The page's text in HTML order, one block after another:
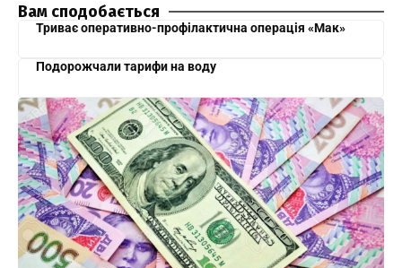
Вам сподобається
Триває оперативно-профілактична операція «Мак»
Подорожчали тарифи на воду